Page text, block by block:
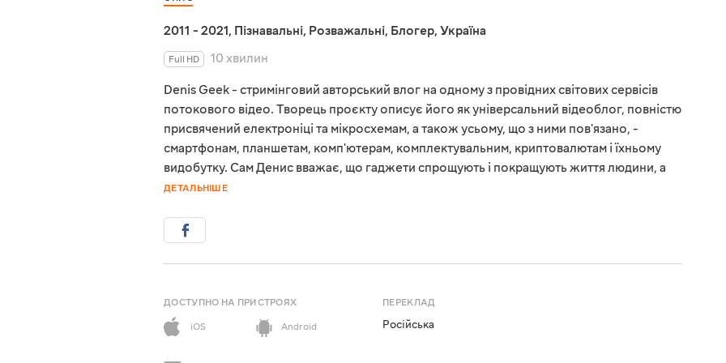
2011 - 2021, Пізнавальні, Розважальні, Блогер, Україна
Full HD
10 хвилин
Denis Geek - стримінговий авторський влог на одному з провідних світових сервісів
потокового відео. Творець проєкту описує його як універсальний відеоблог, повністю
присвячений електроніці та мікросхемам, а також усьому, що з ними пов'язано, -
смартфонам, планшетам, комп'ютерам, комплектувальним, криптовалютам і їхньому
видобутку. Сам Денис вважає, що гаджети спрощують і покращують життя людини, а
ДЕТАЛЬНІШЕ
ДОСТУПНО НА ПРИСТРОЯХ
iOS
Android
ПЕРЕКЛАД
Російська